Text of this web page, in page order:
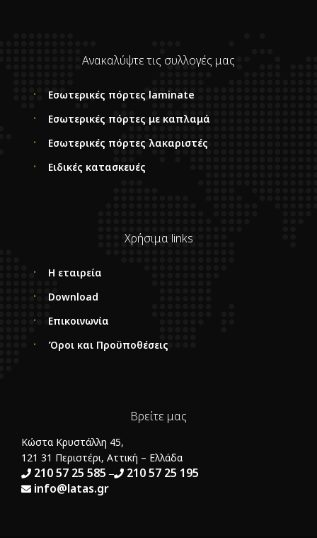
Ανακαλύψτε τις συλλογές μας
Εσωτερικές πόρτες laminate
Εσωτερικές πόρτες με καπλαμά
Εσωτερικές πόρτες λακαριστές
Ειδικές κατασκευές
Χρήσιμα links
Η εταιρεία
Download
Επικοινωνία
Όροι και Προϋποθέσεις
Βρείτε μας
Κώστα Κρυστάλλη 45,
121 31 Περιστέρι, Αττική – Ελλάδα
210 57 25 585 –
210 57 25 195
info@latas.gr